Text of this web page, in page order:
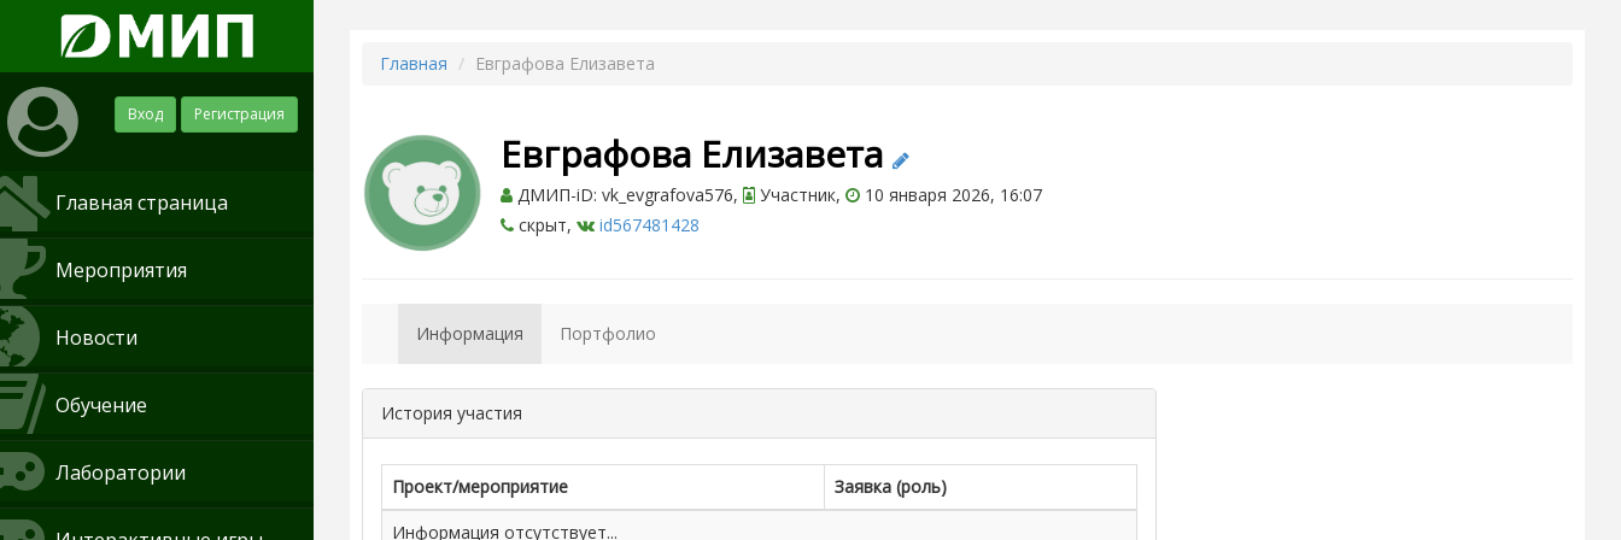
Вход Регистрация
Главная страница
Мероприятия
Новости
Обучение
Лаборатории
Главная Евграфова Елизавета
Евграфова Елизавета
ДМИП-iD: vk_evgrafova576, Участник,
10 января 2026, 16:07
скрыт,
id567481428
Информация Портфолио
История участия
Проект/мероприятие
Заявка (роль)
Информация отсутствует...